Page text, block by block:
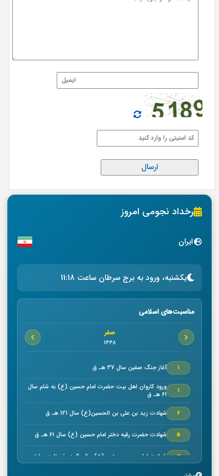
رخداد نجومی امروز
ایران
یکشنبه، ورود به برج سرطان ساعت 11:18
مناسبت‌های اسلامی
صفر
1448
1 آغاز جنگ صفين سال 37 هـ ق
1
ورود كاروان اهل بيت حضرت امام حسين (ع) به شام سال
61 هـ ق
2 شهادت زيد بن علي بن الحسين(ع) سال 121 هـ ق
5 شهادت حضرت رقیه دختر امام حسین (ع) سال 61 هـ ق
7 شهادت امام حسن مجتبي (ع) سال50 هـ ق بنا به روایتی